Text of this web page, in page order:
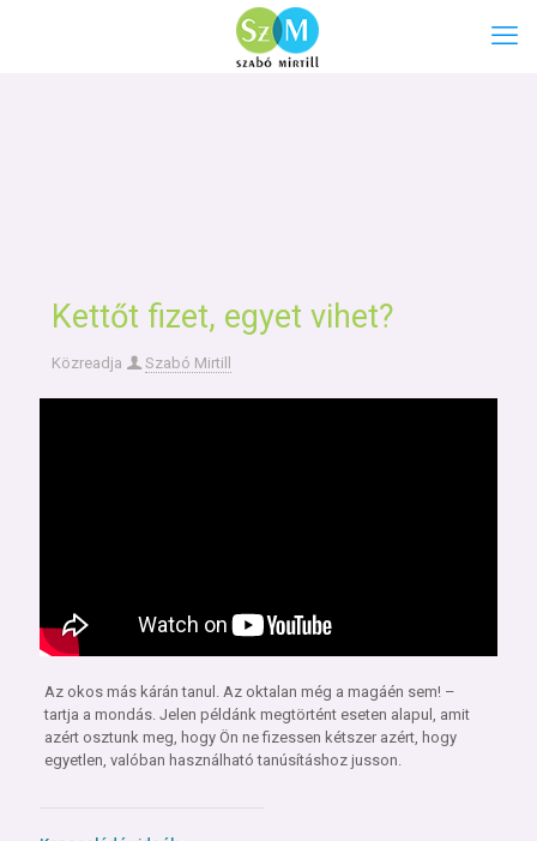
Kettőt fizet, egyet vihet?
Közreadja Szabó Mirtill
Az okos más kárán tanul. Az oktalan még a magáén sem! –
tartja a mondás. Jelen példánk megtörtént eseten alapul, amit
azért osztunk meg, hogy Ön ne fizessen kétszer azért, hogy
egyetlen, valóban használható tanúsításhoz jusson.